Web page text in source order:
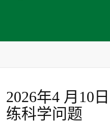
2026年4 月10
练科学问题